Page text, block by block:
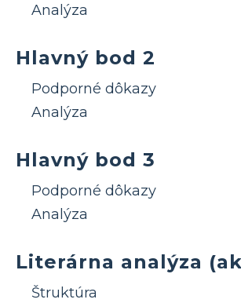
Analýza
Hlavný bod 2
Podporné dôkazy
Analýza
Hlavný bod 3
Podporné dôkazy
Analýza
Literárna analýza
Štruktúra